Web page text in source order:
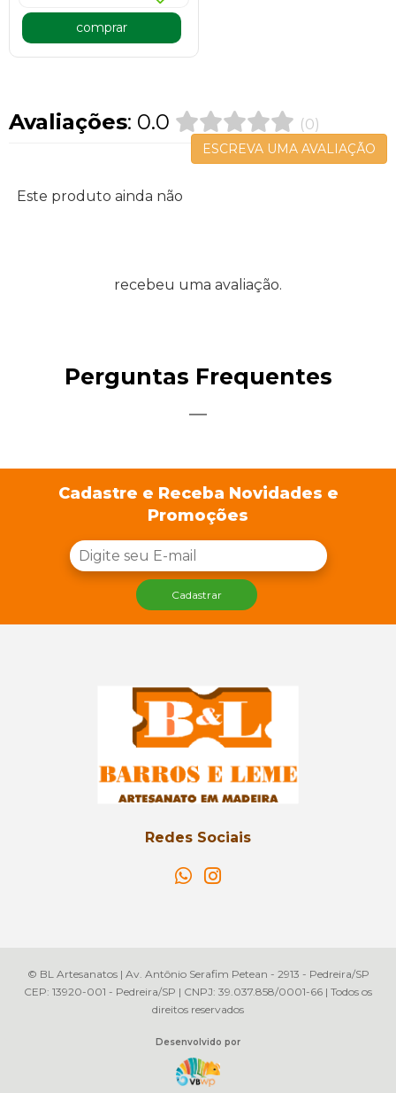
comprar
Avaliações: 0.0 (0)
ESCREVA UMA AVALIAÇÃO
Este produto ainda não
recebeu uma avaliação.
Perguntas Frequentes
Cadastre e Receba Novidades e
Promoções
Cadastrar
Redes Sociais
© BL Artesanatos | Av. Antônio Serafim Petean - 2913 - Pedreira/SP
CEP: 13920-001 - Pedreira/SP | CNPJ: 39.037.858/0001-66 | Todos os
direitos reservados
Desenvolvido por